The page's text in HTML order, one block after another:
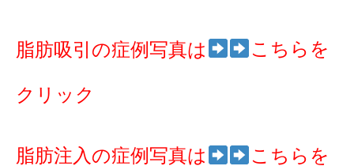
脂肪吸引の症例写真は こちらを
クリック
脂肪注入の症例写真は こちらを